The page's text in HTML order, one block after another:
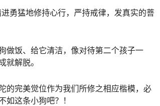
勇猛地修持心行，严持戒律，发真实的菩
做饭、给它清洁，像对待第二个孩子一
解脱。
的完美觉位作为我们所修之相应楷模，必
这条小狗吧？！